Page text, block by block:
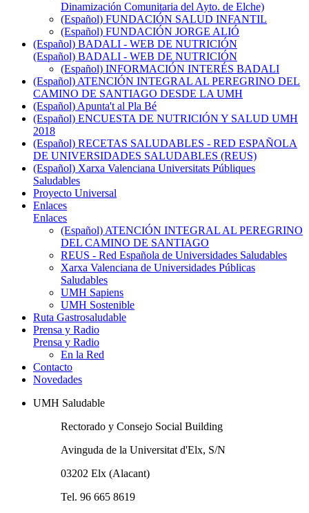
Dinamización Comunitaria del Ayto. de Elche)
(Español) FUNDACIÓN SALUD INFANTIL
(Español) FUNDACIÓN JORGE ALIÓ
(Español) BADALI - WEB DE NUTRICIÓN
(Español) BADALI - WEB DE NUTRICIÓN
(Español) INFORMACIÓN INTERÉS BADALI
(Español) ATENCIÓN INTEGRAL AL PEREGRINO DEL
CAMINO DE SANTIAGO DESDE LA UMH
(Español) Apunta't al Pla Bé
(Español) ENCUESTA DE NUTRICIÓN Y SALUD UMH
2018
(Español) RECETAS SALUDABLES - RED ESPAÑOLA
DE UNIVERSIDADES SALUDABLES (REUS)
(Español) Xarxa Valenciana Universitats Públiques
Saludables
Proyecto Universal
Enlaces
Enlaces
(Español) ATENCIÓN INTEGRAL AL PEREGRINO
DEL CAMINO DE SANTIAGO
REUS - Red Española de Universidades Saludables
Xarxa Valenciana de Universidades Públicas
Saludables
UMH Sapiens
UMH Sostenible
Ruta Gastrosaludable
Prensa y Radio
Prensa y Radio
En la Red
Contacto
Novedades
UMH Saludable
Rectorado y Consejo Social Building
Avinguda de la Universitat d'Elx, S/N
03202 Elx (Alacant)
Tel. 96 665 8619